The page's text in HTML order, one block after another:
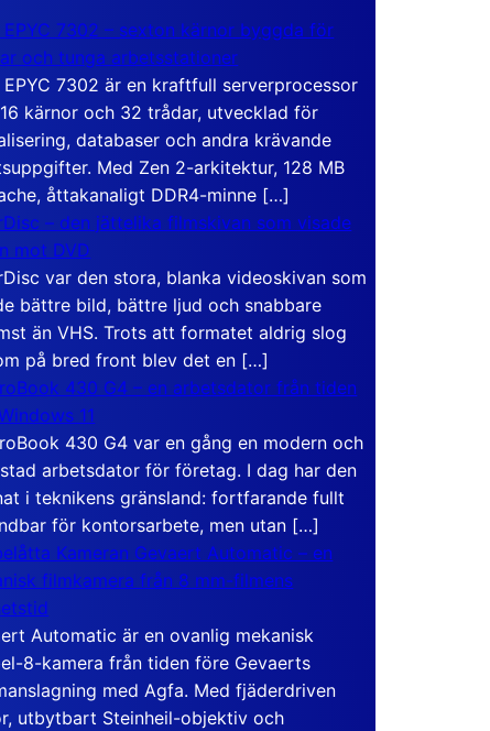
EPYC 7302 – sexton kärnor byggda för
och tunga arbetsstationer
EPYC 7302 är en kraftfull serverprocessor
kärnor och 32 trådar, utvecklad för
databaser och andra krävande
Med Zen 2-arkitektur, 128 MB
åttakanaligt DDR4-minne […]
– den jättelika filmskivan som visade
mot DVD
var den stora, blanka videoskivan som
bättre bild, bättre ljud och snabbare
än VHS. Trots att formatet aldrig slog
på bred front blev det en […]
430 G4 – en arbetsdator från tiden
11
430 G4 var en gång en modern och
arbetsdator för företag. I dag har den
i teknikens gränsland: fortfarande fullt
för kontorsarbete, men utan […]
Kameran Gevaert Automatic – en
filmkamera från 8 mm-filmens
Automatic är en ovanlig mekanisk
8-kamera från tiden före Gevaerts
med Agfa. Med fjäderdriven
utbytbart Steinheil-objektiv och